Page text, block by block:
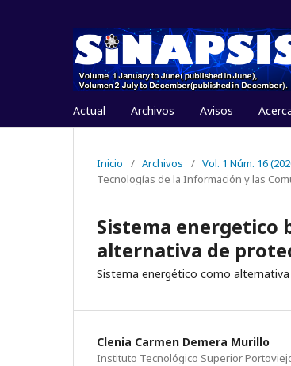
Actual Archivos Avisos
Inicio / Archivos / Vol. 1 Núm. 16
Tecnologías de la Información y las
Sistema energetico
alternativa de
Sistema energético como
Clenia Carmen Demera Murillo
Instituto Tecnológico Superior